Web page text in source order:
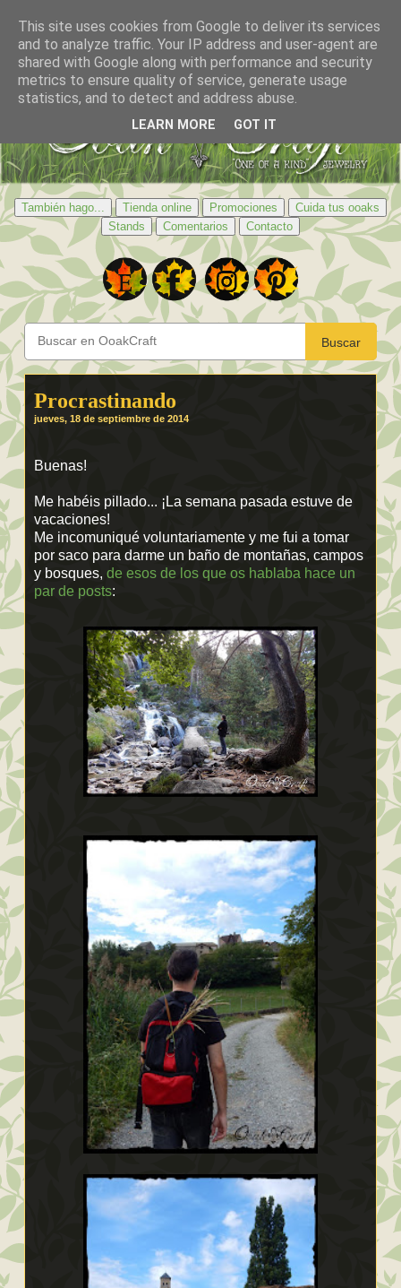
También hago... Tienda online Promociones
Cuida tus ooaks
Stands
Comentarios Contacto
Buscar
Procrastinando
jueves, 18 de septiembre de 2014
Buenas!
Me habéis pillado... ¡La semana pasada estuve de
vacaciones!
Me incomuniqué voluntariamente y me fui a tomar
por saco para darme un baño de montañas, campos
y bosques, de esos de los que os hablaba hace un
par de posts:
This site uses cookies from Google to deliver its services
and to analyze traffic. Your IP address and user-agent are
shared with Google along with performance and security
metrics to ensure quality of service, generate usage
statistics, and to detect and address abuse.
LEARN MORE GOT IT